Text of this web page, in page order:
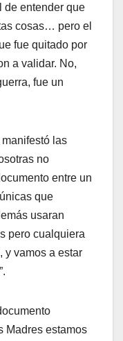
de entender que
cosas… pero el
fue quitado por
a validar. No,
fue un
las
no
entre un
que
usaran
pero cualquiera
y vamos a estar
Madres estamos